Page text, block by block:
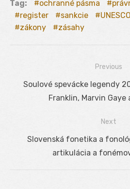
Tag: ochranné pásma
register
sankcie UNESCO
zákony
zásahy
Navigácia
Previous
Previous
Soulové spevácke legendy
Franklin, Marvin Gaye
Next
NextSlovenská fonetika a
artikulácia a